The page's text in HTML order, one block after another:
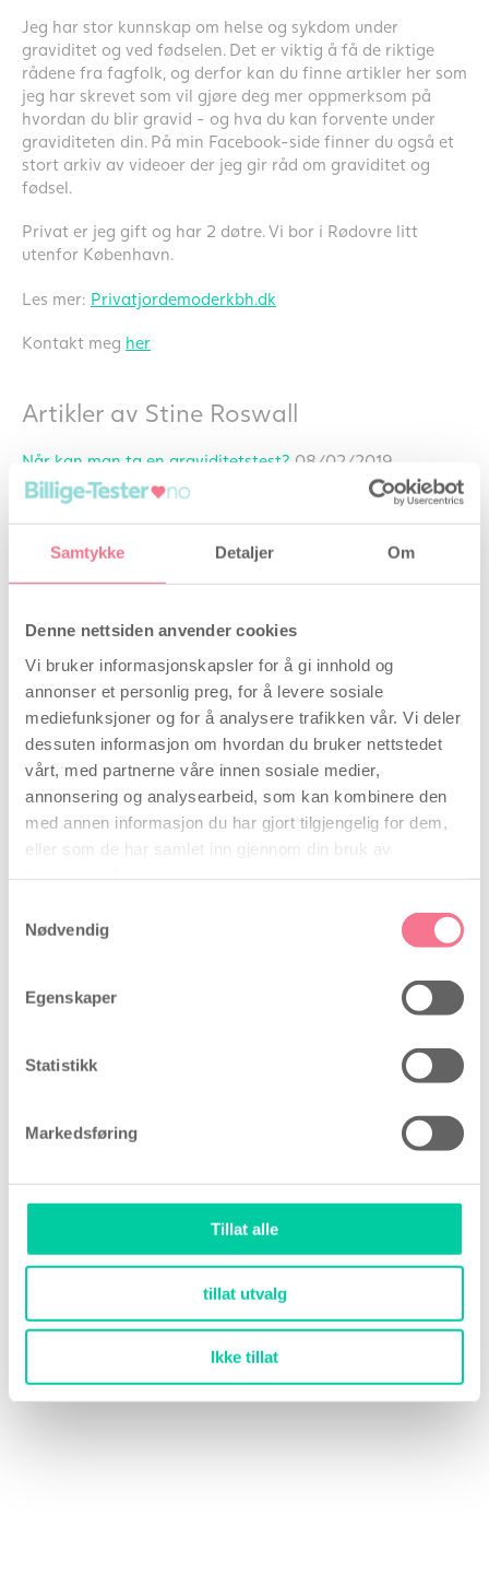
Samtykke Detaljer Om
Denne nettsiden anvender cookies
Vi bruker informasjonskapsler for å gi innhold og
annonser et personlig preg, for å levere sosiale
mediefunksjoner og for å analysere trafikken vår. Vi deler
dessuten informasjon om hvordan du bruker nettstedet
vårt, med partnerne våre innen sosiale medier,
annonsering og analysearbeid, som kan kombinere den
med annen informasjon du har gjort tilgjengelig for dem,
eller som de har samlet inn gjennom din bruk av
Nødvendig
Egenskaper
Statistikk
Markedsføring
Tillat alle
tillat utvalg
Ikke tillat
Jeg har stor kunnskap om helse og sykdom under
graviditet og ved fødselen. Det er viktig å få de riktige
rådene fra fagfolk, og derfor kan du finne artikler her som
jeg har skrevet som vil gjøre deg mer oppmerksom på
hvordan du blir gravid - og hva du kan forvente under
graviditeten din. På min Facebook-side finner du også et
stort arkiv av videoer der jeg gir råd om graviditet og
fødsel.
Privat er jeg gift og har 2 døtre. Vi bor i Rødovre litt
utenfor København.
Les mer: Privatjordemoderkbh.dk
Kontakt meg her
Artikler av Stine Roswall
Når kan man ta en graviditetstest? 08/02/2019
Hvor lang tid går det før jeg blir gravid?
04/02/2019
Graviditet - Alt du behøver å vite om å være gravid
Når blir en graviditetstest positiv etter eggløsning hvis du
er gravid? 16/08/2017